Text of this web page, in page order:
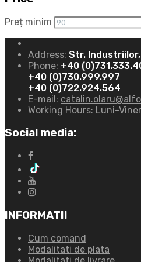
Preț minim
Address: Str. Industriilor,
Phone: +40
+40 (0)730.999.997
+40 (0)722.924.564
E-mail:
Working Hours: Luni-
Social media:
INFORMATII
Cum comand
Modalitati de plata